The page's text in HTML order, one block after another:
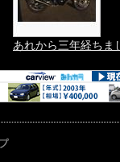
あれから三年経ちま